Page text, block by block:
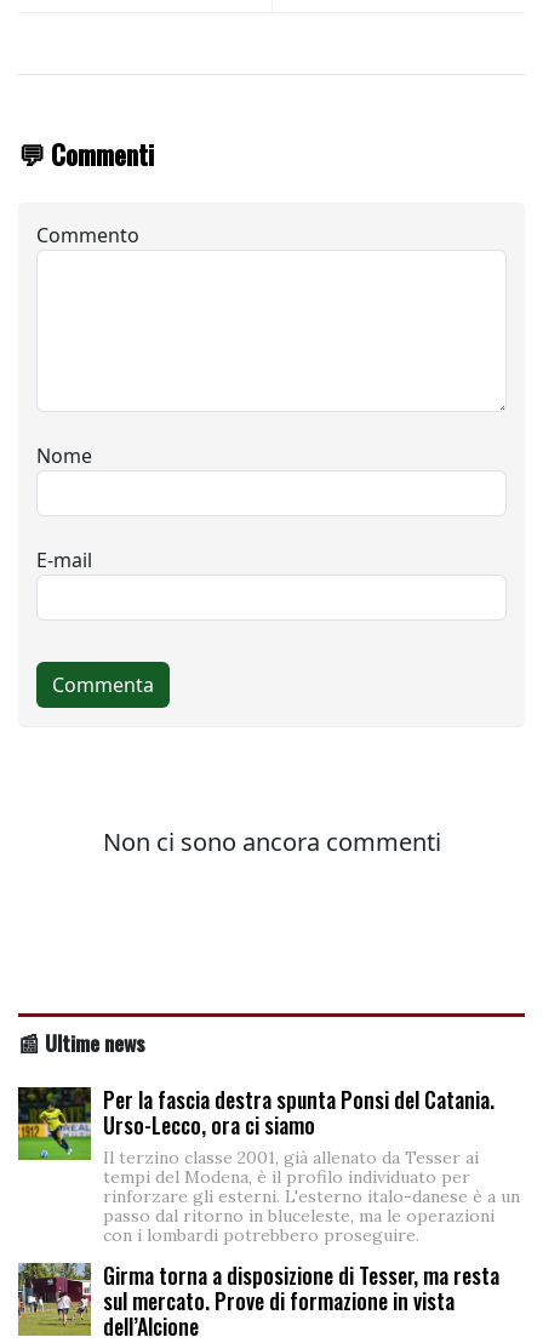
💬 Commenti
📰 Ultime news
Per la fascia destra spunta Ponsi del Catania.
Urso-Lecco, ora ci siamo
Il terzino classe 2001, già allenato da Tesser ai
tempi del Modena, è il profilo individuato per
rinforzare gli esterni. L'esterno italo-danese è a un
passo dal ritorno in bluceleste, ma le operazioni
con i lombardi potrebbero proseguire.
Girma torna a disposizione di Tesser, ma resta
sul mercato. Prove di formazione in vista
dell’Alcione